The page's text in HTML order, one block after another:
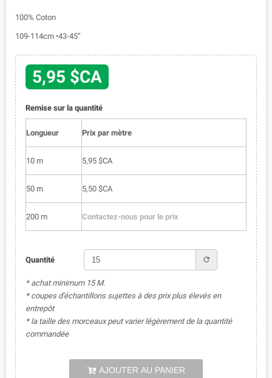
100% Coton
109-114cm •43-45”
5,95 $CA
Remise sur la quantité
Longueur Prix par mètre
10 m 5,95 $CA
50 m 5,50 $CA
200 m Contactez-nous pour le prix
Quantité refresh
* achat minimum 15 M.
* coupes d'échantillons sujettes à des prix plus élevés en
entrepôt
* la taille des morceaux peut varier légèrement de la quantité
commandée
AJOUTER AU PANIER